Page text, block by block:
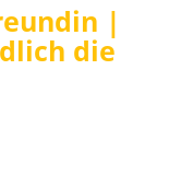
|
die